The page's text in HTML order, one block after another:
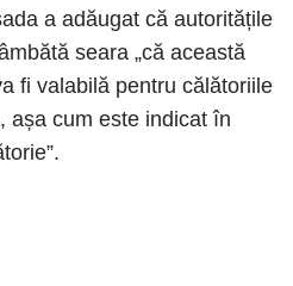
a adăugat că autoritățile
seara „că această
fi valabilă pentru călătoriile
așa cum este indicat în